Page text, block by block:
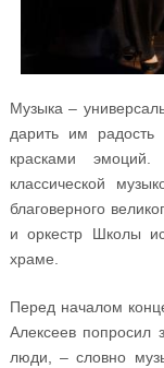
Музыка –
дарить им радость
красками эмоций.
классической
благоверного
и оркестр Школы
храме.
Перед началом
Алексеев попросил
люди, – словно